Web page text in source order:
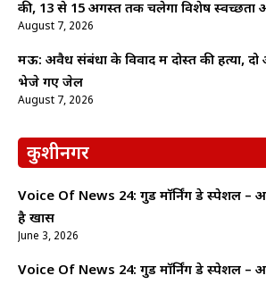
की, 13 से 15 अगस्त तक चलेगा विशेष स्वच्छता
August 7, 2026
मऊ: अवैध संबंधों के विवाद में दोस्त की हत्या, दो
भेजे गए जेल
August 7, 2026
कुशीनगर
Voice Of News 24: गुड माॅर्निंग डे स्पेशल –
है खास
June 3, 2026
Voice Of News 24: गुड माॅर्निंग डे स्पेशल –